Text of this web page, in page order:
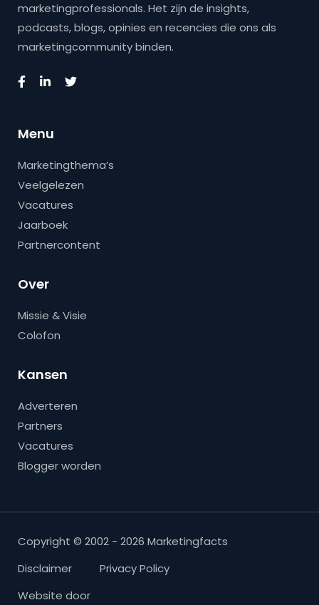
marketingprofessionals. Het zijn de insights,
podcasts, blogs, opinies en recencies die ons als
marketingcommunity binden.
Menu
Marketingthema’s
Veelgelezen
Vacatures
Jaarboek
Partnercontent
Over
Missie & Visie
Colofon
Kansen
Adverteren
Partners
Vacatures
Blogger worden
Copyright © 2002 - 2026 Marketingfacts
Disclaimer
Privacy Policy
Website door